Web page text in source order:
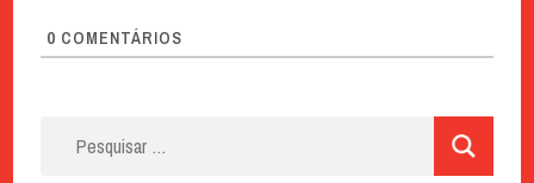
0 COMENTÁRIOS